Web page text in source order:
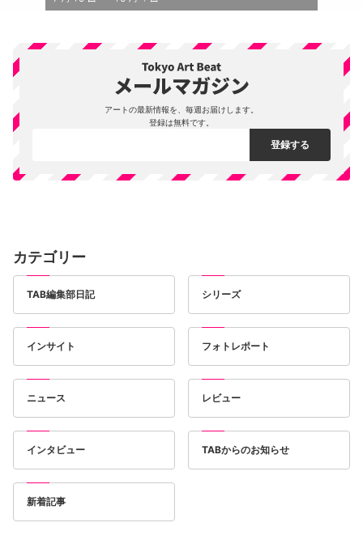
アートの最新情報を、毎週お届けします。
登録は無料です。
カテゴリー
TAB編集部日記 シリーズ
インサイト フォトレポート
ニュース レビュー
インタビュー TABからのお知らせ
新着記事